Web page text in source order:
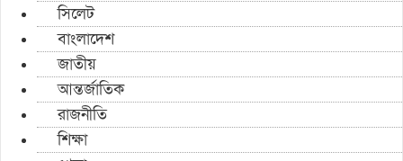
সিলেট
বাংলাদেশ
জাতীয়
আন্তর্জাতিক
রাজনীতি
শিক্ষা